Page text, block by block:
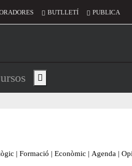
BUTLLETÍ PUBLICA
de l'encapçalament
Show main menu
| Formació | Econòmic | Agenda |